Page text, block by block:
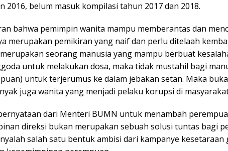
2016, belum masuk kompilasi tahun 2017 dan 2018.
bahwa pemimpin wanita mampu memberantas dan
merupakan pemikiran yang naif dan perlu ditelaah
seorang manusia yang mampu berbuat
untuk melakukan dosa, maka tidak mustahil bagi
untuk terjerumus ke dalam jebakan setan. Maka
juga wanita yang menjadi pelaku korupsi di
dari Menteri BUMN untuk menambah
direksi bukan merupakan sebuah solusi tuntas bagi
salah satu bentuk ambisi dari kampanye kesetaraan